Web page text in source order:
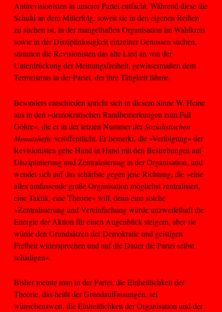
Antirevisionisten in unserer Partei entfacht. Während diese die
Schuld an dem Mißerfolg, soweit sie in den eigenen Reihen
zu suchen ist, in der mangelhaften Organisation im Wahlkreis
sowie in der Disziplinlosigkeit einzelner Genossen suchen,
stimmen die Revisionisten das alte Lied an von der
Unterdrückung der Meinungsfreiheit, gewissermaßen dem
Terrorismus in der Partei, der ihre Tätigkeit lähme.
Besonders entschieden spricht sich in diesem Sinne W. Heine
aus in den »demokratischen Randbemerkungen zum Fall
Göhre«, die er in der letzten Nummer derSozialistischen
Monatshefteveröffentlicht. Er bemerkt, die »Verfolgung« der
Revisionisten gehe Hand in Hand mit den Bestrebungen auf
Disziplinierung und Zentralisierung in der Organisation, und
wendet sich auf das schärfste gegen jene Richtung, die »eine
alles umfassende große Organisation möglichst zentralisiert,
eine Taktik, eine Theorie« will, denn eine solche
»Zentralisierung und Vereinfachung würde unzweifelhaft die
Energie der Aktion für einen Augenblick steigern, aber sie
würde den Grundsätzen der Demokratie und geistigen
Freiheit widersprechen und auf die Dauer die Partei selbst
schädigen«.
Bisher meinte man in der Partei, die Einheitlichkeit der
Theorie, das heißt der Grundauffassungen, sei
wünschenswert, die Einheitlichkeit der Organisation und der